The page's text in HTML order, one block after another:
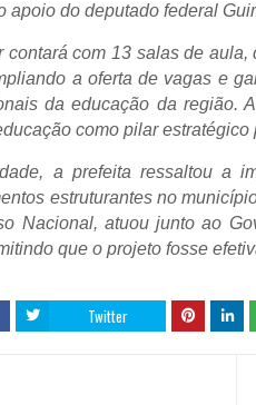
apoio do deputado federal
contará com 13 salas de
a oferta de vagas e
da educação da região.
como pilar
a prefeita ressaltou a
estruturantes no
Nacional, atuou junto ao
que o projeto fosse
Twitter